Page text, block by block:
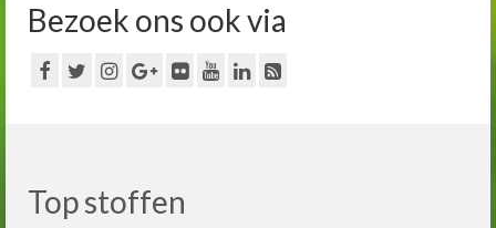
Bezoek ons ook via
Top stoffen